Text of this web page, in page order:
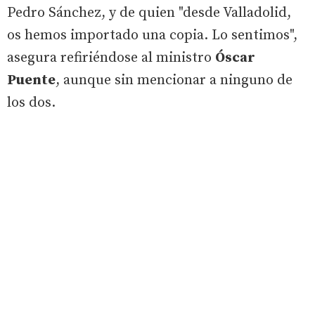
Pedro Sánchez, y de quien "desde Valladolid,
os hemos importado una copia. Lo sentimos",
asegura refiriéndose al ministro Óscar
Puente, aunque sin mencionar a ninguno de
los dos.